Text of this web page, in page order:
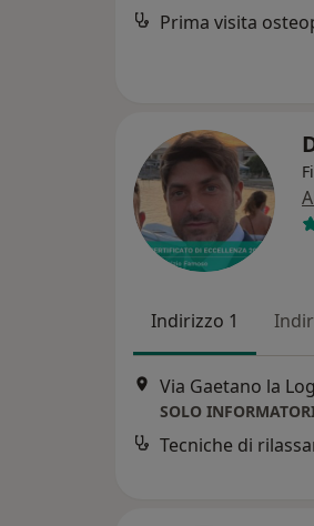
Prima visita
Indirizzo 1
Via Gaetano la
Tecniche di